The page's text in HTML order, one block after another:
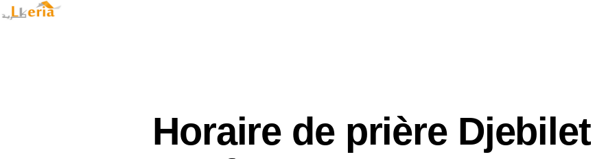
Horaire de prière Djebilet